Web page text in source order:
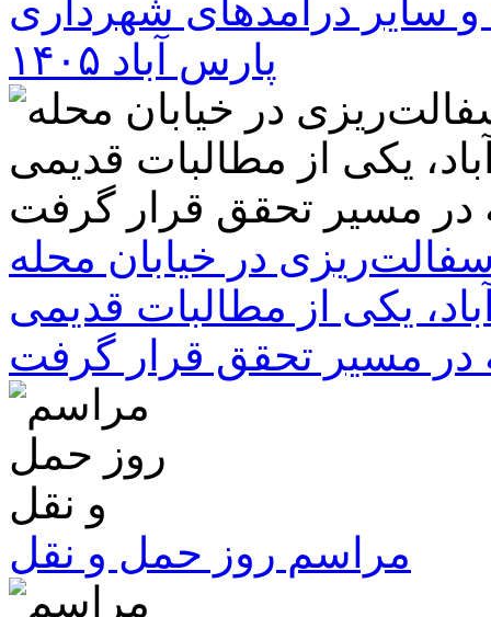
سایر درآمدهای شهرداری
پارس آباد ۱۴۰۵
در خیابان محله
یکی از مطالبات قدیمی
در مسیر تحقق قرار گرفت
مراسم روز حمل و نقل